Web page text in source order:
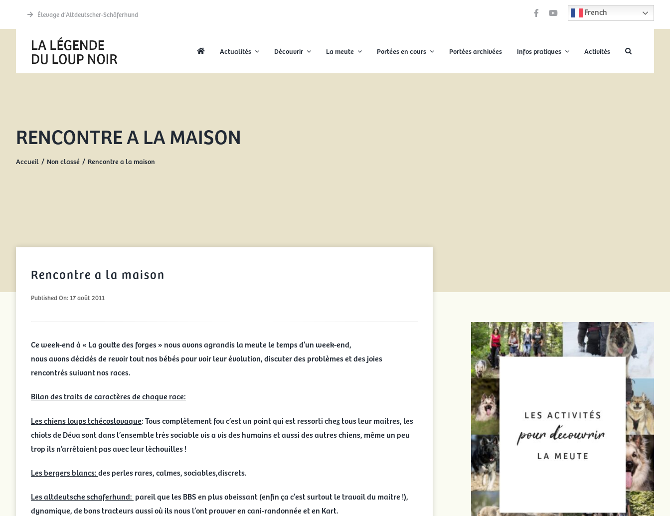
Élevage d’Altdeutscher-Schäferhund French
Actualités Découvrir La meute Portées en cours Portées archivées Infos pratiques Activités
RENCONTRE A LA MAISON
Accueil Non classé Rencontre a la maison
Rencontre a la maison
Published On: 17 août 2011
Ce week-end à « La goutte des forges » nous avons agrandis la meute le temps d’un week-end,
nous avons décidés de revoir tout nos bébés pour voir leur évolution, discuter des problèmes et des joies
rencontrés suivant nos races.
Bilan des traits de caractères de chaque race:
Les chiens loups tchécoslovaque: Tous complètement fou c’est un point qui est ressorti chez tous leur maitres, les
chiots de Déva sont dans l’ensemble très sociable vis a vis des humains et aussi des autres chiens, même un peu
trop ils n’arrêtaient pas avec leur lèchouilles !
Les bergers blancs:des perles rares, calmes, sociables,discrets.
Les altdeutsche schaferhund: pareil que les BBS en plus obeissant (enfin ça c’est surtout le travail du maitre !),
dynamique, de bons tracteurs aussi où ils nous l’ont prouver en cani-randonnée et en Kart.